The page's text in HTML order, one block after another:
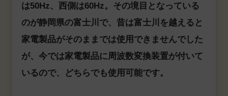
は50Hz、西側は60Hz。その境目となっている
のが静岡県の富士川で、昔は富士川を越えると
家電製品がそのままでは使用できませんでした
が、今では家電製品に周波数変換装置が付いて
いるので、どちらでも使用可能です。